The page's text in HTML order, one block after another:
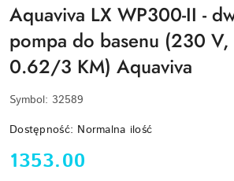
Aquaviva LX WP300-II -
pompa do basenu (230
0.62/3 KM) Aquaviva
Symbol: 32589
Dostępność: Normalna ilość
cena:
1353.00